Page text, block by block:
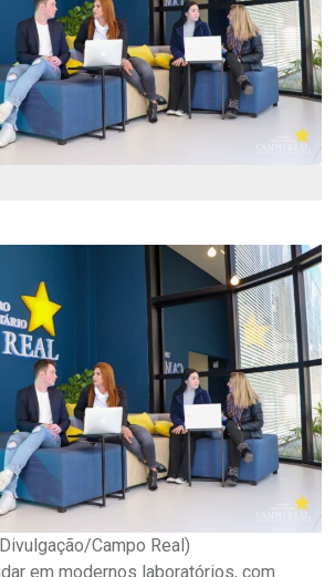
Campo Real)
em modernos laboratórios, com